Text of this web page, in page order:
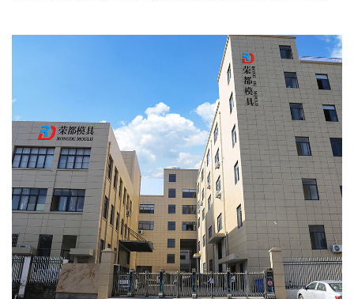
En los últimos años, como líderOEM Molde de cubo de pintura/agua
la compañía ha sido propietaria de varios equipos de
procesamiento CNC de Japón y Taiwán, con la introducción de
tecnología avanzada en el país y en el extranjero. Ahora contamos con
un sistema de diseño CAD / CAM avanzado, un gran centro de
mecanizado CNC, equipo de corte de alambre CNC, chispa eléctrica de
alta precisión y perforación de agujeros profundos y otros equipos de
procesamiento. Hemos acumulado una rica experiencia en producción y
nos hemos dado cuenta de la integración del desarrollo, diseño y
fabricación de moldes después de años de desarrollo y fabricación de
moldes.
Con el desarrollo continuo de la empresa, los productos se han